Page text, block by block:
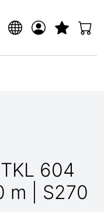
604
m | S270